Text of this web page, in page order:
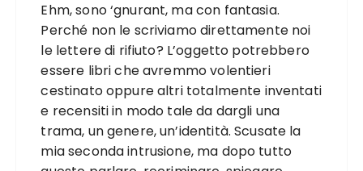
Ehm, sono ‘gnurant, ma con fantasia.
Perché non le scriviamo direttamente noi
le lettere di rifiuto? L’oggetto potrebbero
essere libri che avremmo volentieri
cestinato oppure altri totalmente inventati
e recensiti in modo tale da dargli una
trama, un genere, un’identità. Scusate la
mia seconda intrusione, ma dopo tutto